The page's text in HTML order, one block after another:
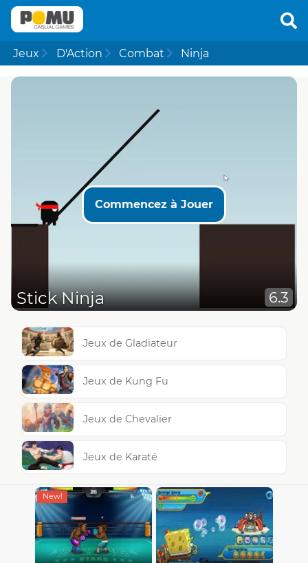
Jeux D'Action Combat Ninja
Commencez à Jouer
Stick Ninja 6.3
Jeux de Gladiateur
Jeux de Kung Fu
Jeux de Chevalier
Jeux de Karaté